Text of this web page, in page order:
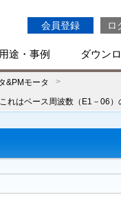
会員登録 ロ
用途・事例 ダウン
&PMモータ
れはベース周波数（E1－06